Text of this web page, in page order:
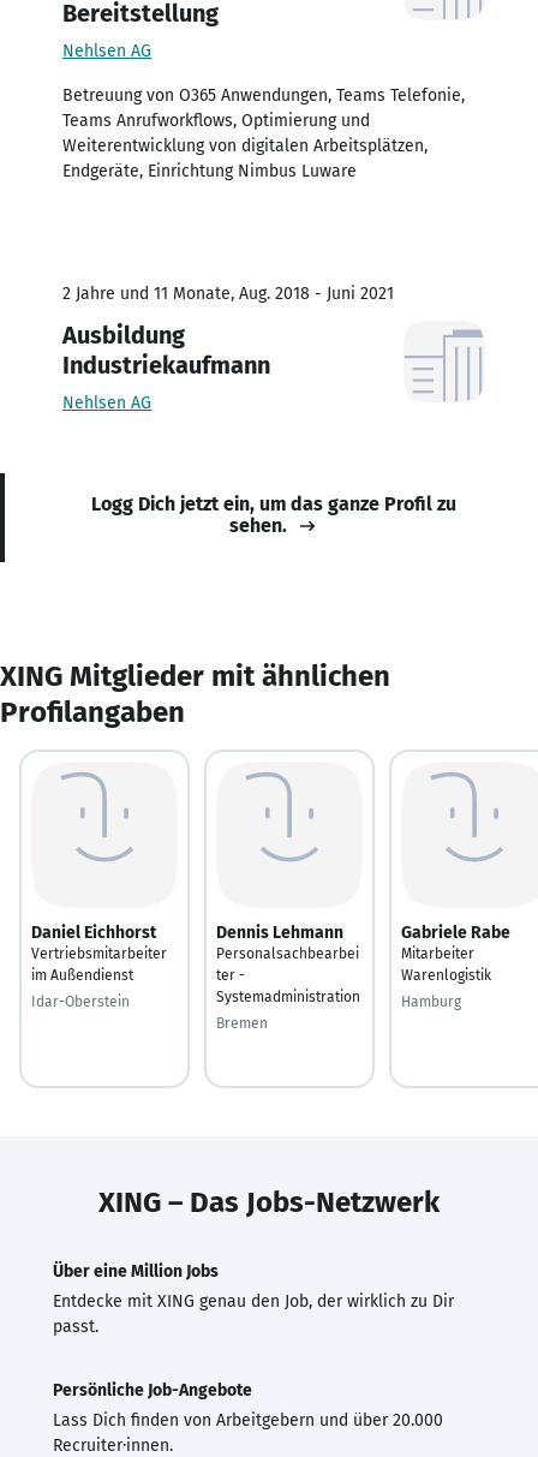
Bereitstellung
Nehlsen AG
Betreuung von O365 Anwendungen, Teams Telefonie,
Teams Anrufworkflows, Optimierung und
Weiterentwicklung von digitalen Arbeitsplätzen,
Endgeräte, Einrichtung Nimbus Luware
2 Jahre und 11 Monate, Aug. 2018 - Juni 2021
Ausbildung
Industriekaufmann
Nehlsen AG
Logg Dich jetzt ein, um das ganze Profil zu
sehen.
XING Mitglieder mit ähnlichen
Profilangaben
Daniel Eichhorst
Vertriebsmitarbeiter
im Außendienst
Idar-Oberstein
Dennis Lehmann
Personalsachbearbei
ter -
Systemadministration
Bremen
Gabriele Rabe
Mitarbeiter
Warenlogistik
Hamburg
XING – Das Jobs-Netzwerk
Über eine Million Jobs
Entdecke mit XING genau den Job, der wirklich zu Dir
passt.
Persönliche Job-Angebote
Lass Dich finden von Arbeitgebern und über 20.000
Recruiter·innen.